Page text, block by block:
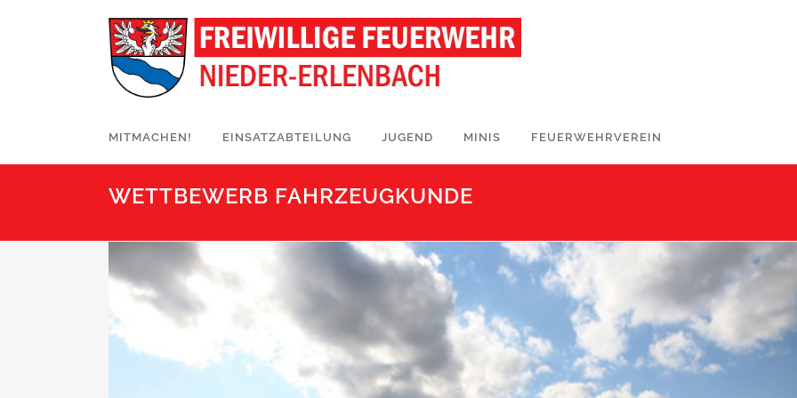
MITMACHEN! EINSATZABTEILUNG JUGEND MINIS FEUERWEHRVEREIN
WETTBEWERB FAHRZEUGKUNDE